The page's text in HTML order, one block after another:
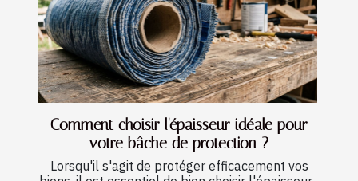
Comment choisir l'épaisseur idéale pour
votre bâche de protection ?
Lorsqu'il s'agit de protéger efficacement vos